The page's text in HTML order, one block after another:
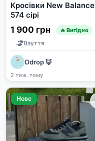
Кросівки New Balance
574 сірі
1 900 грн 🔥 Вигідно
Взуття
Odrop 🦊
2 тиж. тому
Нове